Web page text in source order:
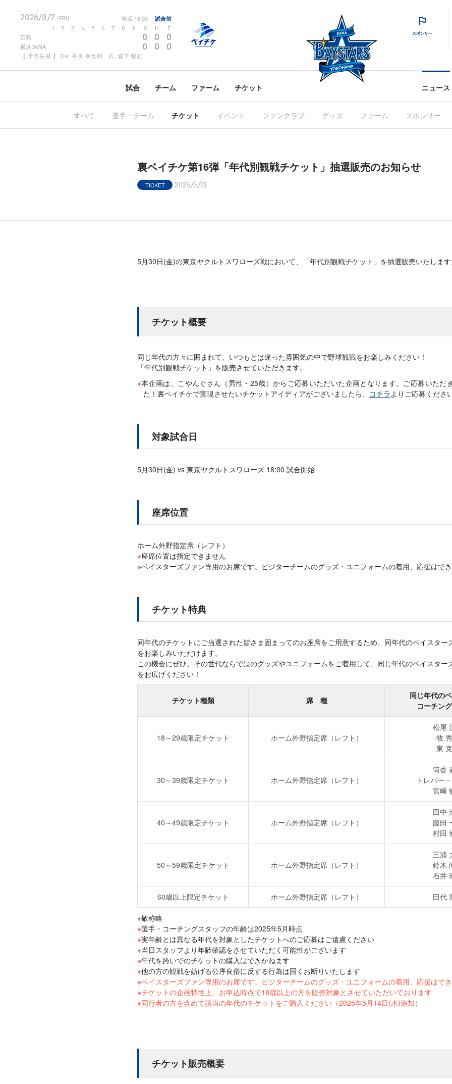
2026/8/7 [FRI] 横浜 18:00 試合前
2 3 4 5 6 7 8 9 R H E
広島 0 0 0
横浜DeNA 0 0 0
【 予告先発 】 De: 平良 拳太郎 広: 森下 暢仁
スポンサー
試合 チーム ファーム チケット ニュース
すべて 選手・チーム チケット イベント ファンクラブ グッズ ファーム スポンサー
裏ベイチケ第16弾「年代別観戦チケット」抽選販売のお知らせ
TICKET 2025/5/13
5月30日(金)の東京ヤクルトスワローズ戦において、「年代別観戦チケット」を抽選販売いたしま
チケット概要
同じ年代の方々に囲まれて、いつもとは違った雰囲気の中で野球観戦をお楽しみください！
「年代別観戦チケット」を販売させていただきます。
本企画は、こやんぐさん（男性・25歳）からご応募いただいた企画となります。ご応募いただ
た！裏ベイチケで実現させたいチケットアイディアがございましたら、 コチラ よりご応募くださ
対象試合日
5月30日(金) vs 東京ヤクルトスワローズ 18:00 試合開始
座席位置
ホーム外野指定席（レフト）
座席位置は指定できません
ベイスターズファン専用のお席です。ビジターチームのグッズ・ユニフォームの着用、応援はで
チケット特典
同年代のチケットにご当選された皆さま固まってのお座席をご用意するため、同年代のベイスター
をお楽しみいただけます。
この機会にぜひ、その世代ならではのグッズやユニフォームをご着用して、同じ年代のベイスター
をお広げください！
チケット種類 席 種
同じ年代の
コーチン
18～29歳限定チケット ホーム外野指定席（レフト）
松尾
牧
東
30～39歳限定チケット ホーム外野指定席（レフト）
筒香
トレバー
宮﨑
40～49歳限定チケット ホーム外野指定席（レフト）
田中
藤田
村田
50～59歳限定チケット ホーム外野指定席（レフト）
三浦
鈴木
石井
60歳以上限定チケット ホーム外野指定席（レフト） 田代
敬称略
選手・コーチングスタッフの年齢は2025年5月時点
実年齢とは異なる年代を対象としたチケットへのご応募はご遠慮ください
当日スタッフより年齢確認をさせていただく可能性がございます
年代を跨いでのチケットの購入はできかねます
他の方の観戦を妨げる公序良俗に反する行為は固くお断りいたします
ベイスターズファン専用のお席です。ビジターチームのグッズ・ユニフォームの着用、応援はで
チケットの企画特性上、お申込時点で18歳以上の方を販売対象とさせていただいております
同行者の方を含めて該当の年代のチケットをご購入ください（2025年5月14日(水)追加）
チケット販売概要